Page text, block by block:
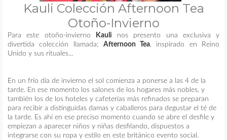
Kauli Colección Afternoon Tea
Otoño-Invierno
Para este otoño-invierno Kauli nos presento una exclusiva y
divertida colección llamada; Afternoon Tea , inspirado en Reino
Unido y sus rituales...
En un frío día de invierno el sol comienza a ponerse a las 4 de la
tarde. En ese momento los salones de los hogares más nobles, y
también los de los hoteles y cafeterías más refinados se preparan
para recibir a distinguidas damas y caballeros para degustar el té de
la tarde. Es ahí en ese preciso momento cuando se abre el desfile y
empiezan a aparecer niños y niñas desfilando, dispuestos a
integrarse con su ropa y estilo en este británico evento social.